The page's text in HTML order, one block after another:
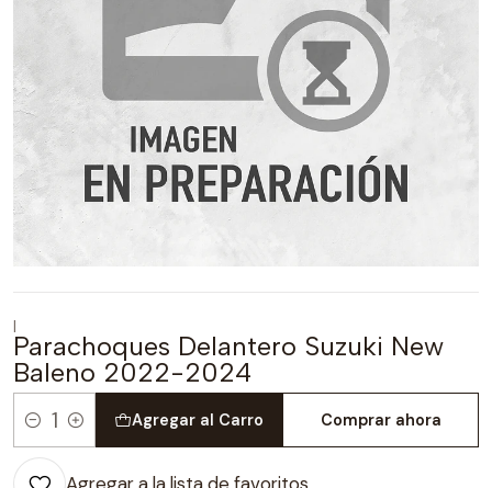
|
Parachoques Delantero Suzuki New
Baleno 2022-2024
Cantidad
Agregar al Carro Comprar ahora